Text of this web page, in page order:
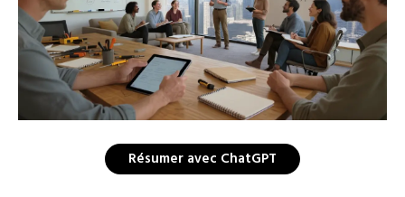
Résumer avec ChatGPT